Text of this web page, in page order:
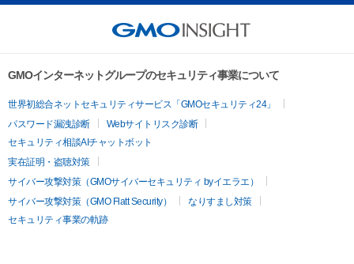
GMOインターネットグループのセキュリティ事業について
世界初総合ネットセキュリティサービス「GMOセキュリティ24」
パスワード漏洩診断
Webサイトリスク診断
セキュリティ相談AIチャットボット
実在証明・盗聴対策
サイバー攻撃対策（GMOサイバーセキュリティ byイエラエ）
サイバー攻撃対策（GMO Flatt Security）
なりすまし対策
セキュリティ事業の軌跡